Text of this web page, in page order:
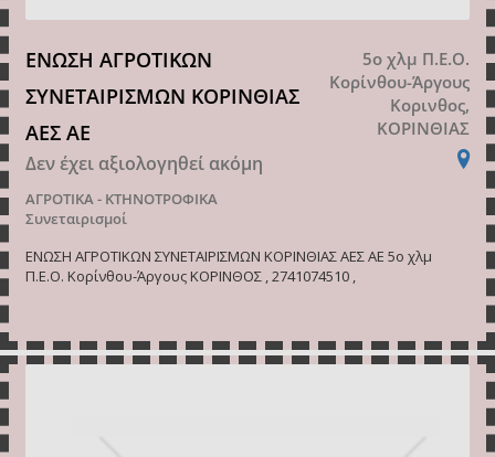
ΕΝΩΣΗ ΑΓΡΟΤΙΚΩΝ
ΣΥΝΕΤΑΙΡΙΣΜΩΝ ΚΟΡΙΝΘΙΑΣ
ΑΕΣ ΑΕ
Δεν έχει αξιολογηθεί ακόμη
ΑΓΡΟΤΙΚΑ - ΚΤΗΝΟΤΡΟΦΙΚΑ
Συνεταιρισμοί
5ο χλμ Π.Ε.Ο.
Κορίνθου-Άργους
Κορινθος,
ΚΟΡΙΝΘΙΑΣ
ΕΝΩΣΗ ΑΓΡΟΤΙΚΩΝ ΣΥΝΕΤΑΙΡΙΣΜΩΝ ΚΟΡΙΝΘΙΑΣ ΑΕΣ ΑΕ 5ο χλμ
Π.Ε.Ο. Κορίνθου-Άργους ΚΟΡΙΝΘΟΣ , 2741074510 ,